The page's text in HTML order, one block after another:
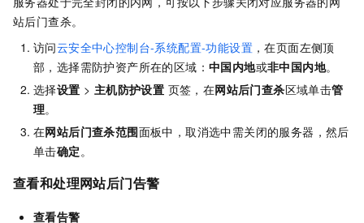
站后门查杀。
访问云安全中心控制台-系统配置-功能设置 ，在页面左侧顶
部，选择需防护资产所在的区域： 中国内地或非中国内地。
选择设置 > 主机防护设置 页签，在网站后门查杀区域单击管
理。
在网站后门查杀范围面板中，取消选中需关闭的服务器，然后
单击确定 。
查看和处理网站后门告警
查看告警